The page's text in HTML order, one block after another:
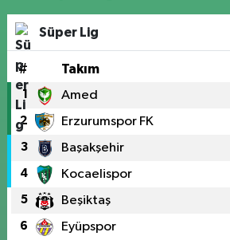
Süper Lig
# Takım
1 Amed
2 Erzurumspor FK
3 Başakşehir
4 Kocaelispor
5 Beşiktaş
6 Eyüpspor